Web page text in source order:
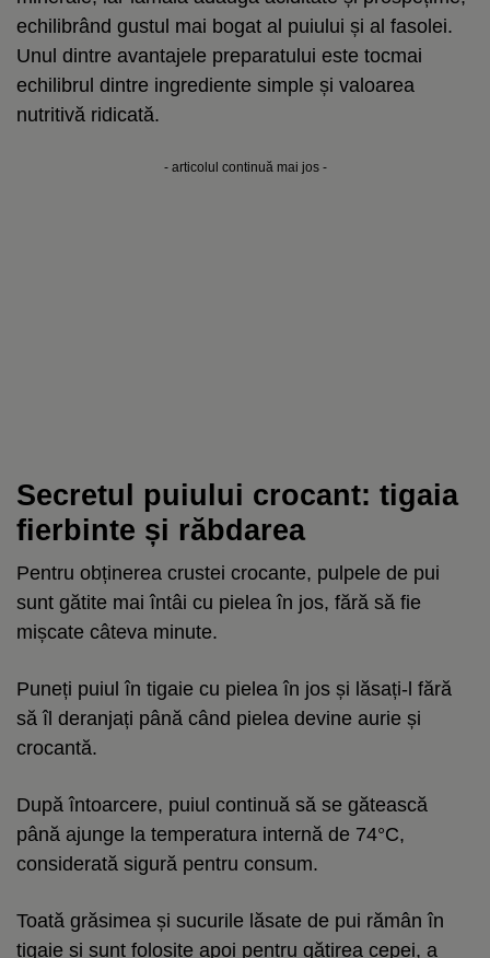
echilibrând gustul mai bogat al puiului și al fasolei.
Unul dintre avantajele preparatului este tocmai
echilibrul dintre ingrediente simple și valoarea
nutritivă ridicată.
- articolul continuă mai jos -
Secretul puiului crocant: tigaia
fierbinte și răbdarea
Pentru obținerea crustei crocante, pulpele de pui
sunt gătite mai întâi cu pielea în jos, fără să fie
mișcate câteva minute.
Puneți puiul în tigaie cu pielea în jos și lăsați-l fără
să îl deranjați până când pielea devine aurie și
crocantă.
După întoarcere, puiul continuă să se gătească
până ajunge la temperatura internă de 74°C,
considerată sigură pentru consum.
Toată grăsimea și sucurile lăsate de pui rămân în
tigaie și sunt folosite apoi pentru gătirea cepei, a